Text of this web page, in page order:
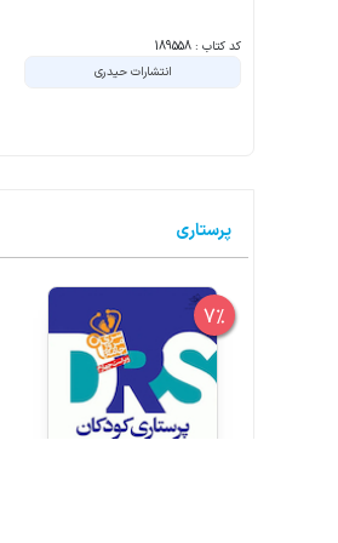
کد کتاب : 189558
انتشارات حیدری
پرستاری
7%